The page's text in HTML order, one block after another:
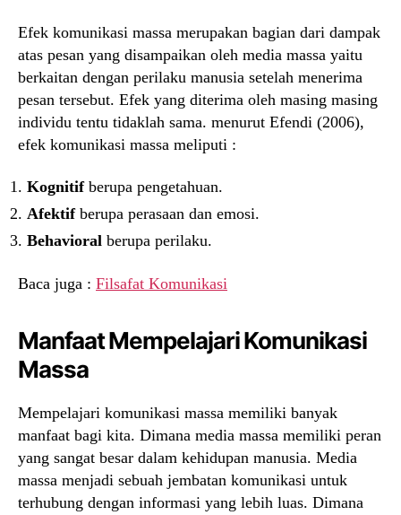
Efek komunikasi massa merupakan bagian dari dampak
atas pesan yang disampaikan oleh media massa yaitu
berkaitan dengan perilaku manusia setelah menerima
pesan tersebut. Efek yang diterima oleh masing masing
individu tentu tidaklah sama. menurut Efendi (2006),
efek komunikasi massa meliputi :
Kognitifberupa pengetahuan.
Afektifberupa perasaan dan emosi.
Behavioral berupa perilaku.
Baca juga : Filsafat Komunikasi
Manfaat Mempelajari Komunikasi
Massa
Mempelajari komunikasi massa memiliki banyak
manfaat bagi kita. Dimana media massa memiliki peran
yang sangat besar dalam kehidupan manusia. Media
massa menjadi sebuah jembatan komunikasi untuk
terhubung dengan informasi yang lebih luas. Dimana